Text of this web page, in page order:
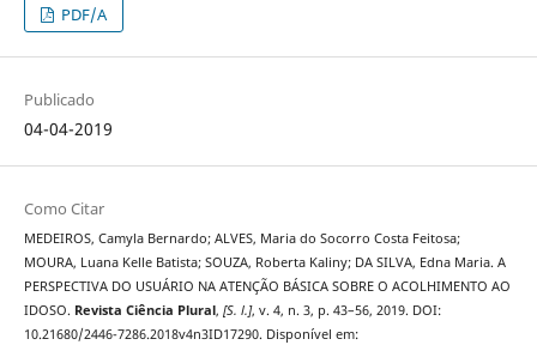
PDF/A
Publicado
04-04-2019
Como Citar
MEDEIROS, Camyla Bernardo; ALVES, Maria do Socorro Costa Feitosa;
MOURA, Luana Kelle Batista; SOUZA, Roberta Kaliny; DA SILVA, Edna Maria. A
PERSPECTIVA DO USUÁRIO NA ATENÇÃO BÁSICA SOBRE O ACOLHIMENTO AO
IDOSO. Revista Ciência Plural, [S. l.], v. 4, n. 3, p. 43–56, 2019. DOI:
10.21680/2446-7286.2018v4n3ID17290. Disponível em: